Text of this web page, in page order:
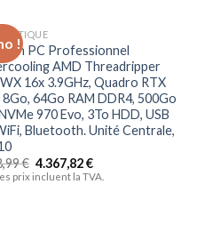
!
d’envies
PC Professionnel
AMD Threadripper
16x 3.9GHz, Quadro RTX
64Go RAM DDR4, 500Go
970 Evo, 3To HDD, USB
Bluetooth. Unité Centrale,
€ 4.367,82€
prix incluent la TVA.